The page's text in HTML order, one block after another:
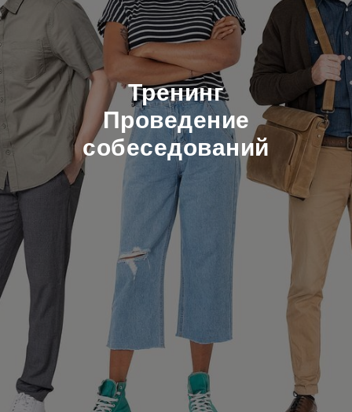
Тренинг
Проведение
собеседований